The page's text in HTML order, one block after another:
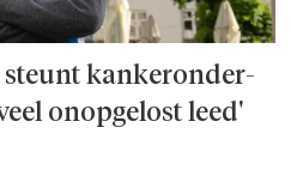
kanker­onder­
onopgelost leed'